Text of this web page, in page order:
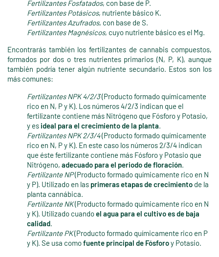
Fertilizantes Fosfatados, con base de P.
Fertilizantes Potásicos, nutriente básico K.
Fertilizantes Azufrados, con base de S.
Fertilizantes Magnésicos, cuyo nutriente básico es el Mg.
Encontrarás también los fertilizantes de cannabis compuestos,
formados por dos o tres nutrientes primarios (N, P, K), aunque
también podría tener algún nutriente secundario. Estos son los
más comunes:
Fertilizantes NPK 4/2/3(Producto formado químicamente
rico en N, P y K). Los números 4/2/3 indican que el
fertilizante contiene más Nitrógeno que Fósforo y Potasio,
y es ideal para el crecimiento de la planta.
Fertilizantes NPK 2/3/4(Producto formado químicamente
rico en N, P y K). En este caso los números 2/3/4 indican
que éste fertilizante contiene más Fósforo y Potasio que
Nitrógeno, adecuado para el periodo de floración.
Fertilizante NP(Producto formado químicamente rico en N
y P). Utilizado en las primeras etapas de crecimiento de la
planta cannábica.
Fertilizante NK(Producto formado químicamente rico en N
y K). Utilizado cuandoel agua para el cultivo es de baja
calidad.
Fertilizante PK(Producto formado químicamente rico en P
y K). Se usa comofuente principal de Fósforoy Potasio.